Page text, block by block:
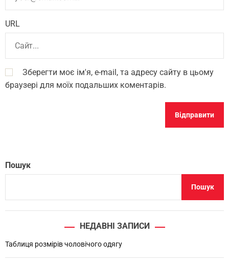
URL
Зберегти моє ім'я, e-mail, та адресу сайту в цьому
браузері для моїх подальших коментарів.
Пошук
Пошук
НЕДАВНІ ЗАПИСИ
Таблиця розмірів чоловічого одягу